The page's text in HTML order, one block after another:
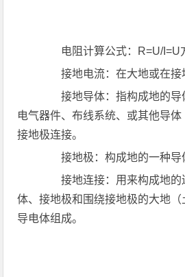
电阻计算公式：R=U/I=U
接地电流：在大地或在接
接地导体：指构成地的导
电气器件、布线系统、或其他导
接地极连接。
接地极：构成地的一种导
接地连接：用来构成地的
体、接地极和围绕接地极的大地
导电体组成。